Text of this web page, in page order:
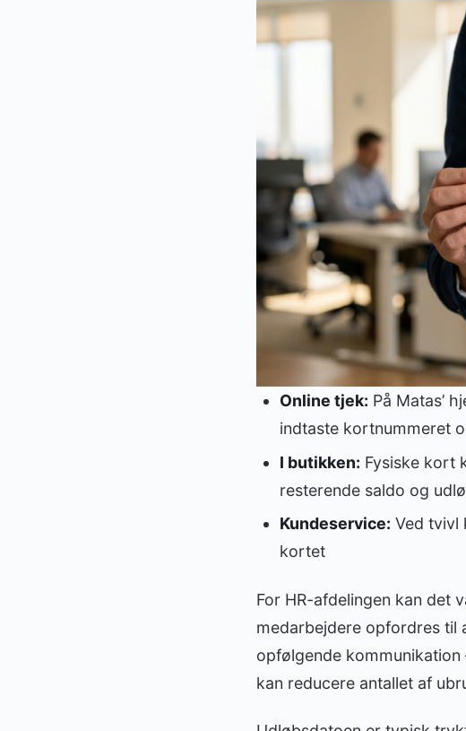
Online tjek: På Matas’
indtaste kortnummeret
I butikken: Fysiske kort
resterende saldo og
Kundeservice: Ved tvivl
kortet
For HR-afdelingen kan det
medarbejdere opfordres til
opfølgende
kan reducere antallet af